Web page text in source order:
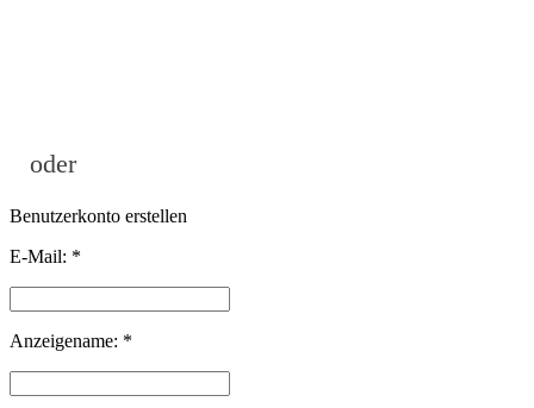
oder
Benutzerkonto erstellen
E-Mail: *
Anzeigename: *